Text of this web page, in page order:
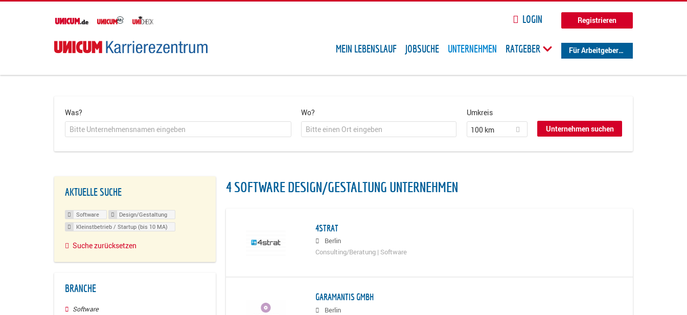
LOGIN Registrieren
MEIN LEBENSLAUF JOBSUCHE UNTERNEHMEN RATGEBER Für Arbeitgeber
Was? Wo?
Umkreis
100 km
4 SOFTWARE DESIGN/GESTALTUNG UNTERNEHMEN
4STRAT
Berlin
Consulting/Beratung | Software
GARAMANTIS GMBH
Berlin
AKTUELLE SUCHE
Software
Design/Gestaltung
Kleinstbetrieb / Startup (bis 10 MA)
Suche zurücksetzen
BRANCHE
Software